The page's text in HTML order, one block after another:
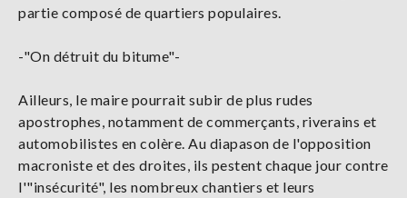
partie composé de quartiers populaires.
-"On détruit du bitume"-
Ailleurs, le maire pourrait subir de plus rudes
apostrophes, notamment de commerçants, riverains et
automobilistes en colère. Au diapason de l'opposition
macroniste et des droites, ils pestent chaque jour contre
l'"insécurité", les nombreux chantiers et leurs